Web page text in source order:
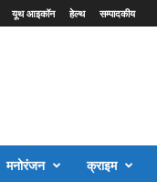
यूथ आइकॉन हेल्थ सम्पादकीय
मनोरंजन क्राइम